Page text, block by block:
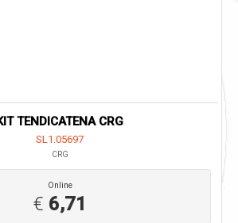
TENDICATENA CRG
SL1.05697
CRG
Online
€ 6,71